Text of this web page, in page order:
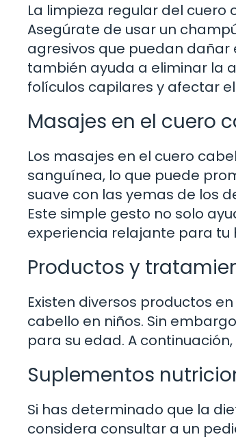
La limpieza regular del
Asegúrate de usar un
agresivos que puedan dañar
también ayuda a eliminar la
folículos capilares y afectar
Masajes en el cuero
Los masajes en el cuero
sanguínea, lo que puede
suave con las yemas de los
Este simple gesto no solo
experiencia relajante para tu
Productos y
Existen diversos productos
cabello en niños. Sin
para su edad. A
Suplementos
Si has determinado que la
considera consultar a un